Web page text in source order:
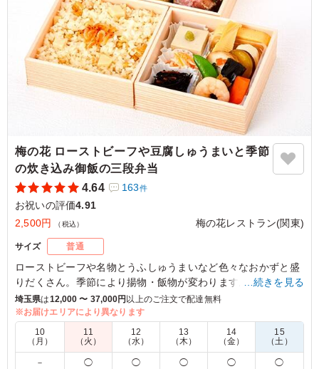
ご利用シーン：お祝い›お宮参り
千葉県千葉市稲毛区稲毛東2026/07/02
梅の花 ローストビーフや豆腐しゅうまいと季節
の炊き込み御飯の三段弁当
4.64
163件
お祝いの評価4.91
2,500円
（税込） 梅の花レストラン(関東)
サイズ 普通
ローストビーフや名物とうふしゅうまいなど色々なおかずと盛
りだくさん。季節により揚物・飯物が変わります。
4.0
冷めても美味しく頂ける、旨味が感じられる味付けでし
た。彩も良く、栄養バランスも良いと思いました。豆腐を
使ったおかずがヘルシーでしたし、白いご飯よりも炊き込
…続きを見る
埼玉県は12,000 〜 37,000円以上のご注文で配達無料
※お届けエリアにより異なります
10
（月）
11
（火）
12
（水）
13
（木）
14
（金）
15
（土）
－ ◯ ◯ ◯ ◯ ◯